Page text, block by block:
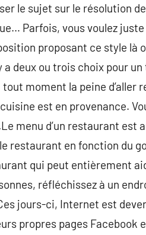
le sujet sur le résolution
Parfois, vous voulez juste
proposant ce style là
deux ou trois choix pour
moment la peine d’aller
est en provenance.
menu d’un restaurant
restaurant en fonction du
qui peut entièrement
réfléchissez à un
jours-ci, Internet est
propres pages